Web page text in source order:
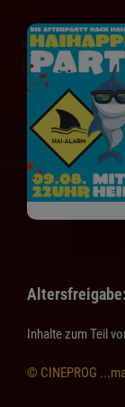
Altersfreigabe:
Inhalte zum Teil
© CINEPROG